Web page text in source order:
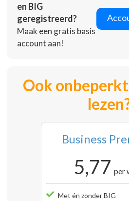
en BIG
geregistreerd?
Maak een gratis basis
account aan!
Ook
Business
5,77 per
Met én zonder BIG